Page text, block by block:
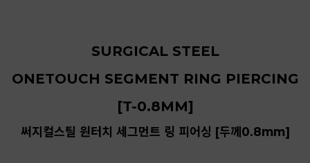
SURGICAL STEEL
ONETOUCH SEGMENT RING PIERCING
[T-0.8MM]
써지컬스틸 원터치 세그먼트 링 피어싱 [두께0.8mm]